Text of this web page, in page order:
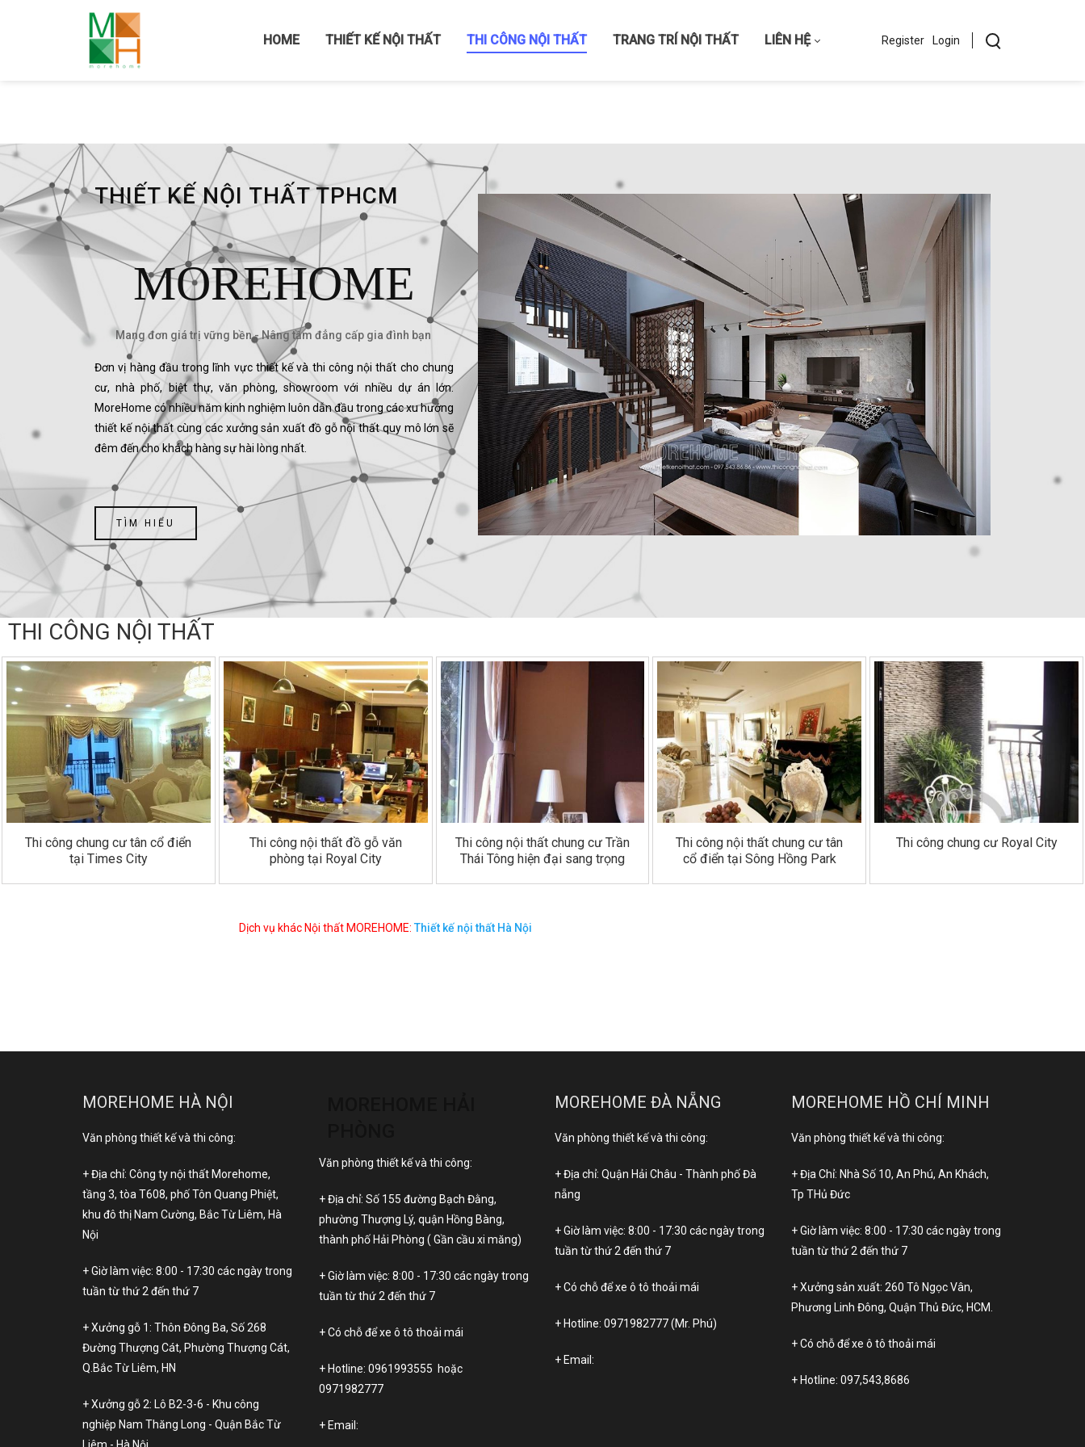
HOME THIẾT KẾ NỘI THẤT THI CÔNG NỘI THẤT TRANG TRÍ NỘI THẤT LIÊN HỆ Register Login
Home
THIẾT KẾ NỘI THẤT TPHCM
MOREHOME
Mang đơn giá trị vững bền - Nâng tầm đẳng cấp gia đình bạn
Đơn vị hàng đầu trong lĩnh vực thiết kế và thi công nội thất cho chung
cư, nhà phố, biệt thự, văn phòng, showroom với nhiều dự án lớn.
MoreHome có nhiều năm kinh nghiệm luôn dẫn đầu trong các xu hướng
thiết kế nội thất cùng các xưởng sản xuất đồ gỗ nội thất quy mô lớn sẽ
đêm đến cho khách hàng sự hài lòng nhất.
TÌM HIỂU
THI CÔNG NỘI THẤT
Thi công chung cư tân cổ điển
tại Times City
Thi công nội thất đồ gỗ văn
phòng tại Royal City
Thi công nội thất chung cư Trần
Thái Tông hiện đại sang trọng
Thi công nội thất chung cư tân
cổ điển tại Sông Hồng Park
Thi công chung cư Royal City
Dịch vụ khác Nội thất MOREHOME: Thiết kế nội thất Hà Nội
MOREHOME HÀ NỘI
Văn phòng thiết kế và thi công:
+ Địa chỉ: Công ty nội thất Morehome,
tầng 3, tòa T608, phố Tôn Quang Phiệt,
khu đô thị Nam Cường, Bắc Từ Liêm, Hà
Nội
+ Giờ làm việc: 8:00 - 17:30 các ngày trong
tuần từ thứ 2 đến thứ 7
+ Xưởng gỗ 1: Thôn Đông Ba, Số 268
Đường Thượng Cát, Phường Thượng Cát,
Q.Bắc Từ Liêm, HN
+ Xưởng gỗ 2: Lô B2-3-6 - Khu công
nghiệp Nam Thăng Long - Quận Bắc Từ
Văn phòng thiết kế và thi công:
+ Địa chỉ: Số 155 đường Bạch Đằng,
phường Thượng Lý, quận Hồng Bàng,
thành phố Hải Phòng ( Gần cầu xi măng)
+ Giờ làm việc: 8:00 - 17:30 các ngày trong
tuần từ thứ 2 đến thứ 7
+ Có chỗ để xe ô tô thoải mái
+ Hotline: 0961993555 hoặc
0971982777
+ Email:
MOREHOME ĐÀ NẴNG
Văn phòng thiết kế và thi công:
+ Địa chỉ: Quận Hải Châu - Thành phố Đà
nẵng
+ Giờ làm việc: 8:00 - 17:30 các ngày trong
tuần từ thứ 2 đến thứ 7
+ Có chỗ để xe ô tô thoải mái
+ Hotline: 0971982777(Mr. Phú)
+ Email:
MOREHOME HỒ CHÍ MINH
Văn phòng thiết kế và thi công:
+ Địa Chỉ: Nhà Số 10, An Phú, An Khách,
Tp THủ Đức
+ Giờ làm việc: 8:00 - 17:30 các ngày trong
tuần từ thứ 2 đến thứ 7
+ Xưởng sản xuất: 260 Tô Ngọc Vân,
Phương Linh Đông, Quận Thủ Đức, HCM.
+ Có chỗ để xe ô tô thoải mái
+ Hotline: 097,543,8686